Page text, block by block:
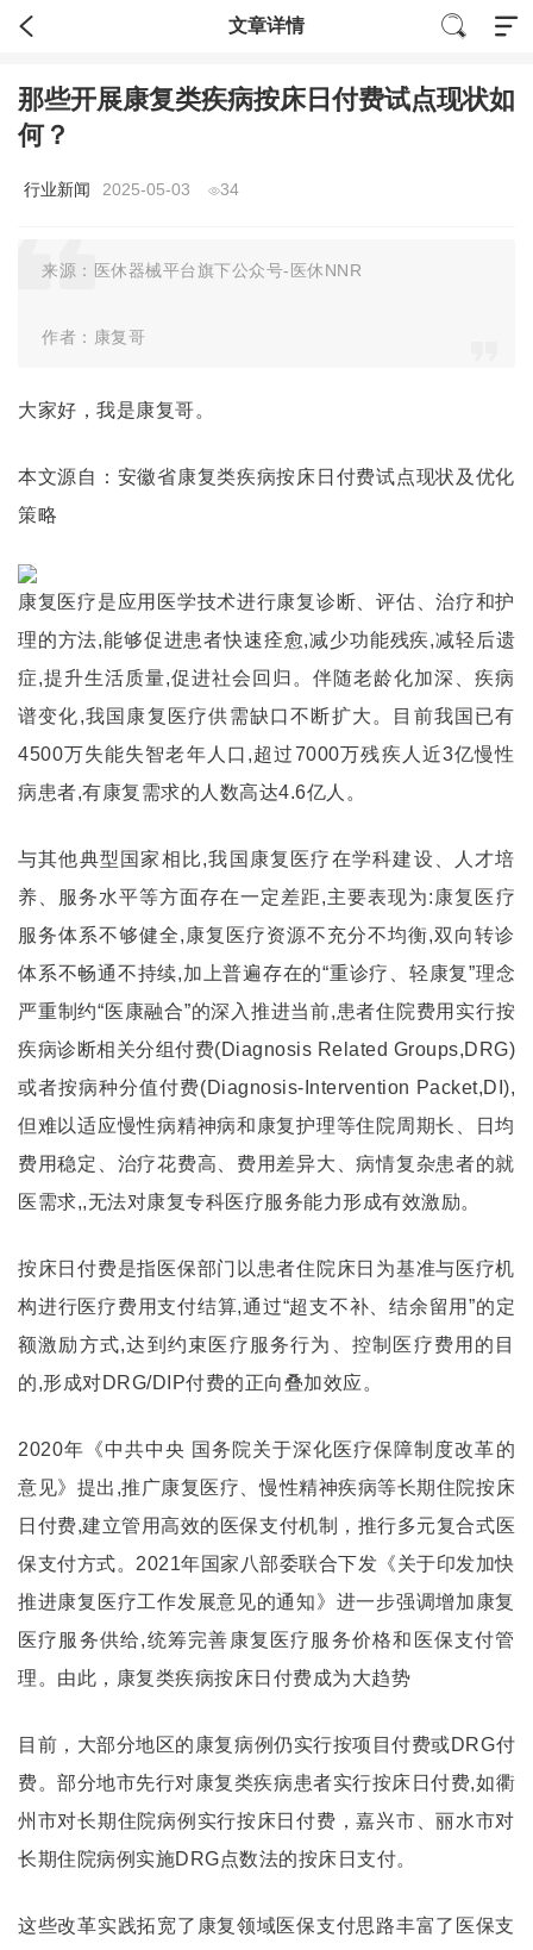
文章详情
那些开展康复类疾病按床日付费试点现状如
何？
行业新闻 2025-05-03 34
来源：医休器械平台旗下公众号-医休NNR
作者：康复哥
大家好，我是康复哥。
本文源自：安徽省康复类疾病按床日付费试点现状及优化
策略
康复医疗是应用医学技术进行康复诊断、评估、治疗和护
理的方法,能够促进患者快速痊愈,减少功能残疾,减轻后遗
症,提升生活质量,促进社会回归。伴随老龄化加深、疾病
谱变化,我国康复医疗供需缺口不断扩大。目前我国已有
4500万失能失智老年人口,超过7000万残疾人近3亿慢性
病患者,有康复需求的人数高达4.6亿人。
与其他典型国家相比,我国康复医疗在学科建设、人才培
养、服务水平等方面存在一定差距,主要表现为:康复医疗
服务体系不够健全,康复医疗资源不充分不均衡,双向转诊
体系不畅通不持续,加上普遍存在的“重诊疗、轻康复”理念
严重制约“医康融合”的深入推进当前,患者住院费用实行按
疾病诊断相关分组付费(Diagnosis Related Groups,DRG)
或者按病种分值付费(Diagnosis-Intervention Packet,DI),
但难以适应慢性病精神病和康复护理等住院周期长、日均
费用稳定、治疗花费高、费用差异大、病情复杂患者的就
医需求,,无法对康复专科医疗服务能力形成有效激励。
按床日付费是指医保部门以患者住院床日为基准与医疗机
构进行医疗费用支付结算,通过“超支不补、结余留用”的定
额激励方式,达到约束医疗服务行为、控制医疗费用的目
的,形成对DRG/DIP付费的正向叠加效应。
2020年《中共中央 国务院关于深化医疗保障制度改革的
意见》提出,推广康复医疗、慢性精神疾病等长期住院按床
日付费,建立管用高效的医保支付机制，推行多元复合式医
保支付方式。2021年国家八部委联合下发《关于印发加快
推进康复医疗工作发展意见的通知》进一步强调增加康复
医疗服务供给,统筹完善康复医疗服务价格和医保支付管
理。由此，康复类疾病按床日付费成为大趋势
目前，大部分地区的康复病例仍实行按项目付费或DRG付
费。部分地市先行对康复类疾病患者实行按床日付费,如衢
州市对长期住院病例实行按床日付费，嘉兴市、丽水市对
长期住院病例实施DRG点数法的按床日支付。
这些改革实践拓宽了康复领域医保支付思路丰富了医保支